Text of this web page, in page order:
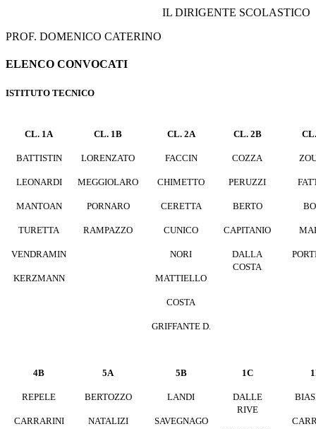
IL DIRIGENTE SCOLASTICO
PROF. DOMENICO CATERINO
ELENCO CONVOCATI
ISTITUTO TECNICO
CL. 1A
BATTISTIN
LEONARDI
MANTOAN
TURETTA
VENDRAMIN
KERZMANN
CL. 1B
LORENZATO
MEGGIOLARO
PORNARO
RAMPAZZO
CL. 2A
FACCIN
CHIMETTO
CERETTA
CUNICO
NORI
MATTIELLO
COSTA
GRIFFANTE D.
CL. 2B
COZZA
PERUZZI
BERTO
CAPITANIO
DALLA
COSTA
4B
REPELE
CARRARINI
5A
BERTOZZO
NATALIZI
5B
LANDI
SAVEGNAGO
1C
DALLE
RIVE